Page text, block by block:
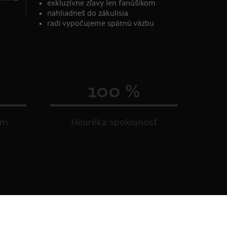
exkluzívne zľavy len fanúšikom
nahliadneš do zákulisia
radi vypočujeme spätnú väzbu
100 %
Heuréka spokojnosť